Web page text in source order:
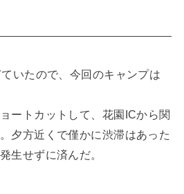
いたので、今回のキャンプは
ートカットして、花園ICから関
夕方近くで僅かに渋滞はあった
生せずに済んだ。